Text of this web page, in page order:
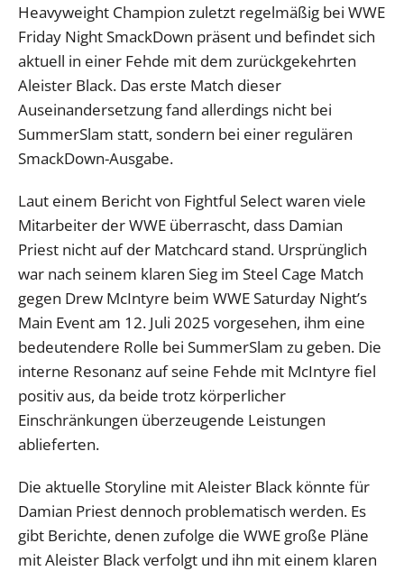
Heavyweight Champion zuletzt regelmäßig bei WWE
Friday Night SmackDown präsent und befindet sich
aktuell in einer Fehde mit dem zurückgekehrten
Aleister Black. Das erste Match dieser
Auseinandersetzung fand allerdings nicht bei
SummerSlam statt, sondern bei einer regulären
SmackDown-Ausgabe.
Laut einem Bericht von Fightful Select waren viele
Mitarbeiter der WWE überrascht, dass Damian
Priest nicht auf der Matchcard stand. Ursprünglich
war nach seinem klaren Sieg im Steel Cage Match
gegen Drew McIntyre beim WWE Saturday Night’s
Main Event am 12. Juli 2025 vorgesehen, ihm eine
bedeutendere Rolle bei SummerSlam zu geben. Die
interne Resonanz auf seine Fehde mit McIntyre fiel
positiv aus, da beide trotz körperlicher
Einschränkungen überzeugende Leistungen
ablieferten.
Die aktuelle Storyline mit Aleister Black könnte für
Damian Priest dennoch problematisch werden. Es
gibt Berichte, denen zufolge die WWE große Pläne
mit Aleister Black verfolgt und ihn mit einem klaren